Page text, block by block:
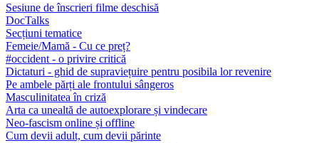
Sesiune de înscrieri filme deschisă
DocTalks
Secțiuni tematice
Femeie/Mamă - Cu ce preț?
#occident - o privire critică
Dictaturi - ghid de supraviețuire pentru posibila lor revenire
Pe ambele părți ale frontului sângeros
Masculinitatea în criză
Arta ca unealtă de autoexplorare și vindecare
Neo-fascism online și offline
Cum devii adult, cum devii părinte